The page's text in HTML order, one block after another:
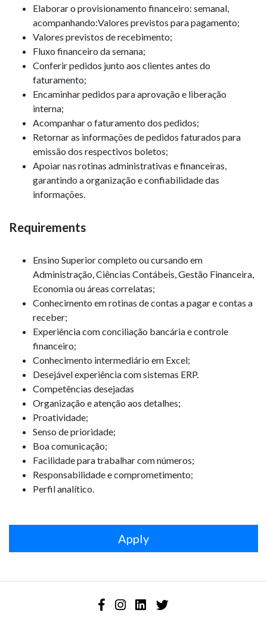
Elaborar o provisionamento financeiro: semanal,
acompanhando:Valores previstos para pagamento;
Valores previstos de recebimento;
Fluxo financeiro da semana;
Conferir pedidos junto aos clientes antes do
faturamento;
Encaminhar pedidos para aprovação e liberação
interna;
Acompanhar o faturamento dos pedidos;
Retornar as informações de pedidos faturados para
emissão dos respectivos boletos;
Apoiar nas rotinas administrativas e financeiras,
garantindo a organização e confiabilidade das
informações.
Requirements
Ensino Superior completo ou cursando em
Administração, Ciências Contábeis, Gestão Financeira,
Economia ou áreas correlatas;
Conhecimento em rotinas de contas a pagar e contas a
receber;
Experiência com conciliação bancária e controle
financeiro;
Conhecimento intermediário em Excel;
Desejável experiência com sistemas ERP.
Competências desejadas
Organização e atenção aos detalhes;
Proatividade;
Senso de prioridade;
Boa comunicação;
Facilidade para trabalhar com números;
Responsabilidade e comprometimento;
Perfil analítico.
Apply